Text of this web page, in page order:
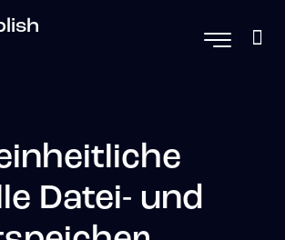
Datei- und